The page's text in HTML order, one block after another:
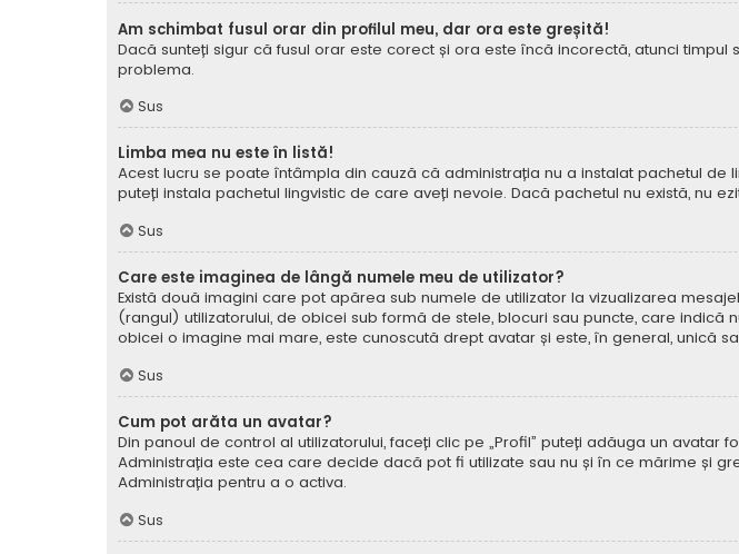
Am schimbat fusul orar din profilul meu, dar ora este greșită!
Dacă sunteți sigur că fusul orar este corect și ora este încă incorectă, atunci
problema.
Sus
Limba mea nu este în listă!
Acest lucru se poate întâmpla din cauză că administrația nu a instalat pachetul
puteți instala pachetul lingvistic de care aveți nevoie. Dacă pachetul nu există, nu
Sus
Care este imaginea de lângă numele meu de utilizator?
Există două imagini care pot apărea sub numele de utilizator la vizualizarea
(rangul) utilizatorului, de obicei sub formă de stele, blocuri sau puncte, care
obicei o imagine mai mare, este cunoscută drept avatar și este, în general, unică
Sus
Cum pot arăta un avatar?
Din panoul de control al utilizatorului, faceți clic pe „Profil” puteți adăuga un
Administrația este cea care decide dacă pot fi utilizate sau nu și în ce mărime și
Administrația pentru a o activa.
Sus